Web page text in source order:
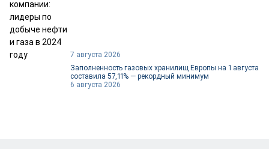
7 августа 2026
Заполненность газовых хранилищ Европы на 1 августа
составила 57,11% — рекордный минимум
6 августа 2026